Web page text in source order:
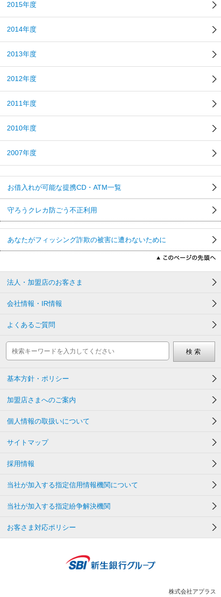
2015年度
2014年度
2013年度
2012年度
2011年度
2010年度
2007年度
お借入れが可能な提携CD・ATM一覧
守ろうクレカ防ごう不正利用
あなたがフィッシング詐欺の被害に遭わないために
法人・加盟店のお客さま
会社情報・IR情報
よくあるご質問
基本方針・ポリシー
加盟店さまへのご案内
個人情報の取扱いについて
サイトマップ
採用情報
当社が加入する指定信用情報機関について
当社が加入する指定紛争解決機関
お客さま対応ポリシー
株式会社アプラス